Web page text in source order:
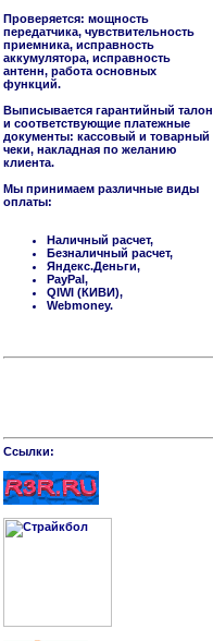
Проверяется: мощность
передатчика, чувствительность
приемника, исправность
аккумулятора, исправность
антенн, работа основных
функций.
Выписывается гарантийный талон
и соответствующие платежные
документы: кассовый и товарный
чеки, накладная по желанию
клиента.
Мы принимаем различные виды
оплаты:
Наличный расчет,
Безналичный расчет,
Яндекс.Деньги,
PayPal,
QIWI (КИВИ),
Webmoney.
Cсылки: